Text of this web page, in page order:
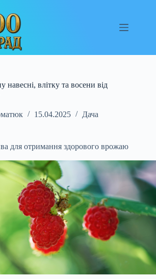
влітку та восени від
15.04.2025 Дача
для отримання здорового врожаю